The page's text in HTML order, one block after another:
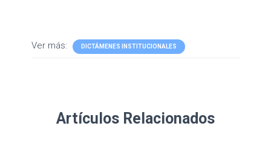
Ver más: DICTÁMENES INSTITUCIONALES
Artículos Relacionados